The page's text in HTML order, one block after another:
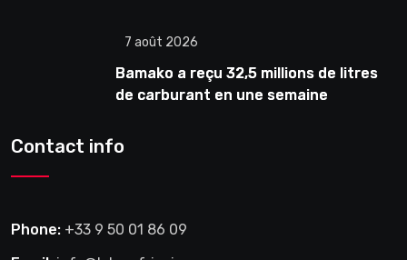
7 août 2026
Bamako a reçu 32,5 millions de litres
de carburant en une semaine
Contact info
Phone: +33 9 50 01 86 09